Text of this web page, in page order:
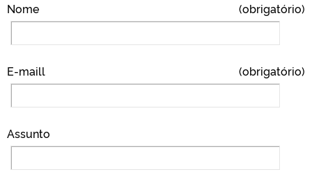
Nome (obrigatório)
E-maill (obrigatório)
Assunto